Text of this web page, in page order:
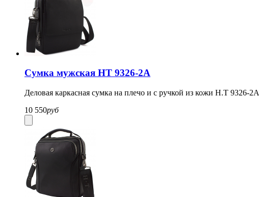
Сумка мужская HT 9326-2А
Деловая каркасная сумка на плечо и с ручкой из кожи H.T 9326-2A
10 550руб